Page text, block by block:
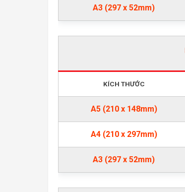
A3 (297 x 52mm)
KÍCH THƯỚC
A5 (210 x 148mm)
A4 (210 x 297mm)
A3 (297 x 52mm)